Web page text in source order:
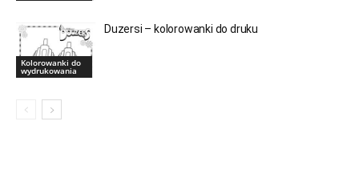
Kolorowanki do
wydrukowania
Duzersi – kolorowanki do druku